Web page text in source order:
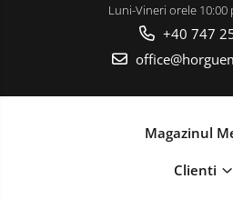
Luni-Vineri orele 10:00
+40 747
Magazinul
Clienti